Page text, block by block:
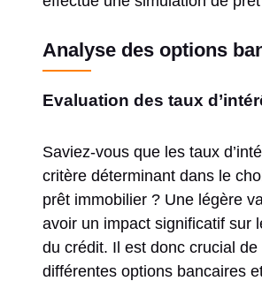
Analyse des options
Evaluation des taux
Saviez-vous que les taux
critère déterminant dans le
prêt immobilier ? Une légère
avoir un impact significatif sur
du crédit. Il est donc crucial
différentes options bancaires